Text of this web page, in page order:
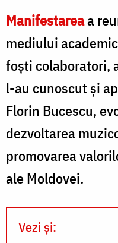
Manifestareaa
mediului
foști colaboratori,
l-au cunoscut și
Florin Bucescu,
dezvoltarea
promovarea
ale Moldovei.
Vezi și: